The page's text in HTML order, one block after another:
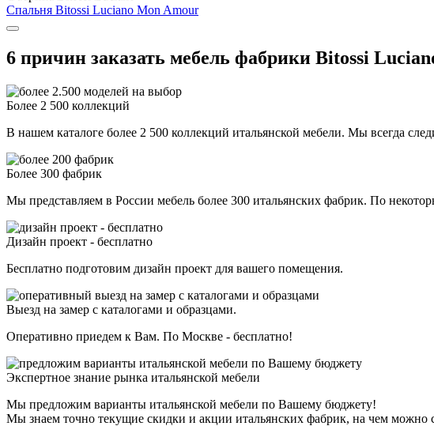
Спальня Bitossi Luciano Mon Amour
6 причин заказать мебель фабрики Bitossi
Более 2 500 коллекций
В нашем каталоге более 2 500 коллекций итальянской мебели. Мы всегда
Более 300 фабрик
Мы представляем в России мебель более 300 итальянских фабрик. По
Дизайн проект - бесплатно
Бесплатно подготовим дизайн проект для вашего помещения.
Выезд на замер с каталогами и образцами.
Оперативно приедем к Вам. По Москве - бесплатно!
Экспертное знание рынка итальянской мебели
Мы предложим варианты итальянской мебели по Вашему бюджету!
Мы знаем точно текущие скидки и акции итальянских фабрик, на чем можно